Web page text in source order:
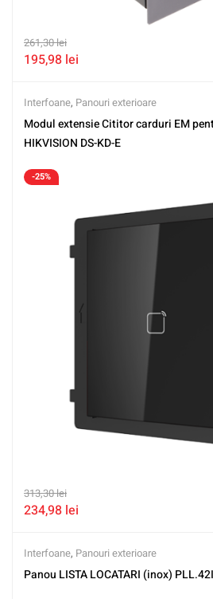
261,30lei
195,98 lei
Interfoane, Panouri exterioare
Modul extensie Cititor carduri EM
HIKVISION DS-KD-E
-25%
313,30lei
234,98 lei
Interfoane, Panouri exterioare
Panou LISTA LOCATARI (inox) PLL.42I